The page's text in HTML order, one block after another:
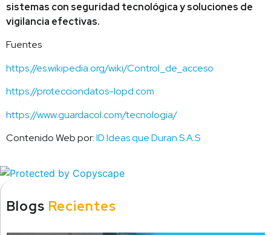
sistemas con seguridad tecnológica y soluciones de
vigilancia efectivas.
Fuentes
https://es.wikipedia.org/wiki/Control_de_acceso
https://protecciondatos-lopd.com
https://www.guardacol.com/tecnologia/
Contenido Web por:ID Ideas que Duran S.A.S
Blogs Recientes